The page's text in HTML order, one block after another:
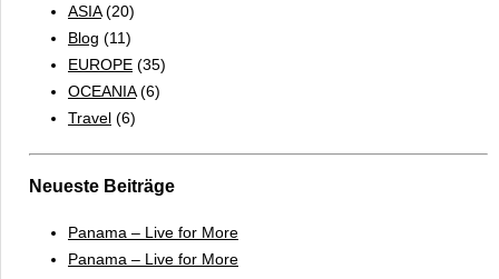
ASIA(20)
Blog (11)
EUROPE (35)
OCEANIA(6)
Travel (6)
Neueste Beiträge
Panama – Live for More
Panama – Live for More